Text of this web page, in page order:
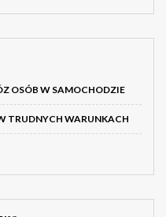
OSÓB W SAMOCHODZIE
TRUDNYCH WARUNKACH